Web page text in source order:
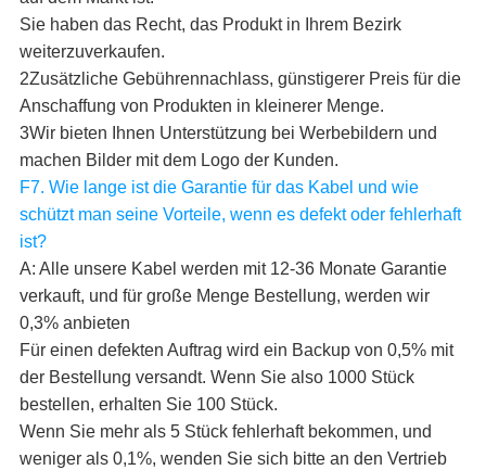
Sie haben das Recht, das Produkt in Ihrem Bezirk
weiterzuverkaufen.
2Zusätzliche Gebührennachlass, günstigerer Preis für die
Anschaffung von Produkten in kleinerer Menge.
3Wir bieten Ihnen Unterstützung bei Werbebildern und
machen Bilder mit dem Logo der Kunden.
F7. Wie lange ist die Garantie für das Kabel und wie
schützt man seine Vorteile, wenn es defekt oder fehlerhaft
ist?
A: Alle unsere Kabel werden mit 12-36 Monate Garantie
verkauft, und für große Menge Bestellung, werden wir
0,3% anbieten
Für einen defekten Auftrag wird ein Backup von 0,5% mit
der Bestellung versandt. Wenn Sie also 1000 Stück
bestellen, erhalten Sie 100 Stück.
Wenn Sie mehr als 5 Stück fehlerhaft bekommen, und
weniger als 0,1%, wenden Sie sich bitte an den Vertrieb